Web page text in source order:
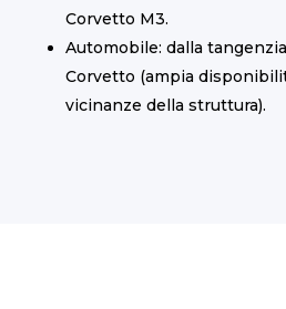
Corvetto M3.
Automobile: dalla
Corvetto (ampia
vicinanze della struttura).